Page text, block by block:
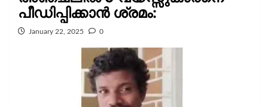
പീഡിപ്പിക്കാൻ ശ്രമം:
January 22, 2025 0